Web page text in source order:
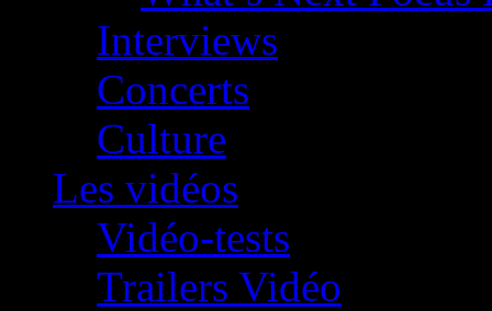
Interviews
Concerts
Culture
Les vidéos
Vidéo-tests
Trailers Vidéo